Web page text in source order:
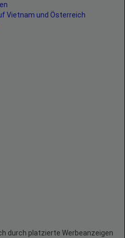
Vietnam und Österreich
durch platzierte Werbeanzeigen